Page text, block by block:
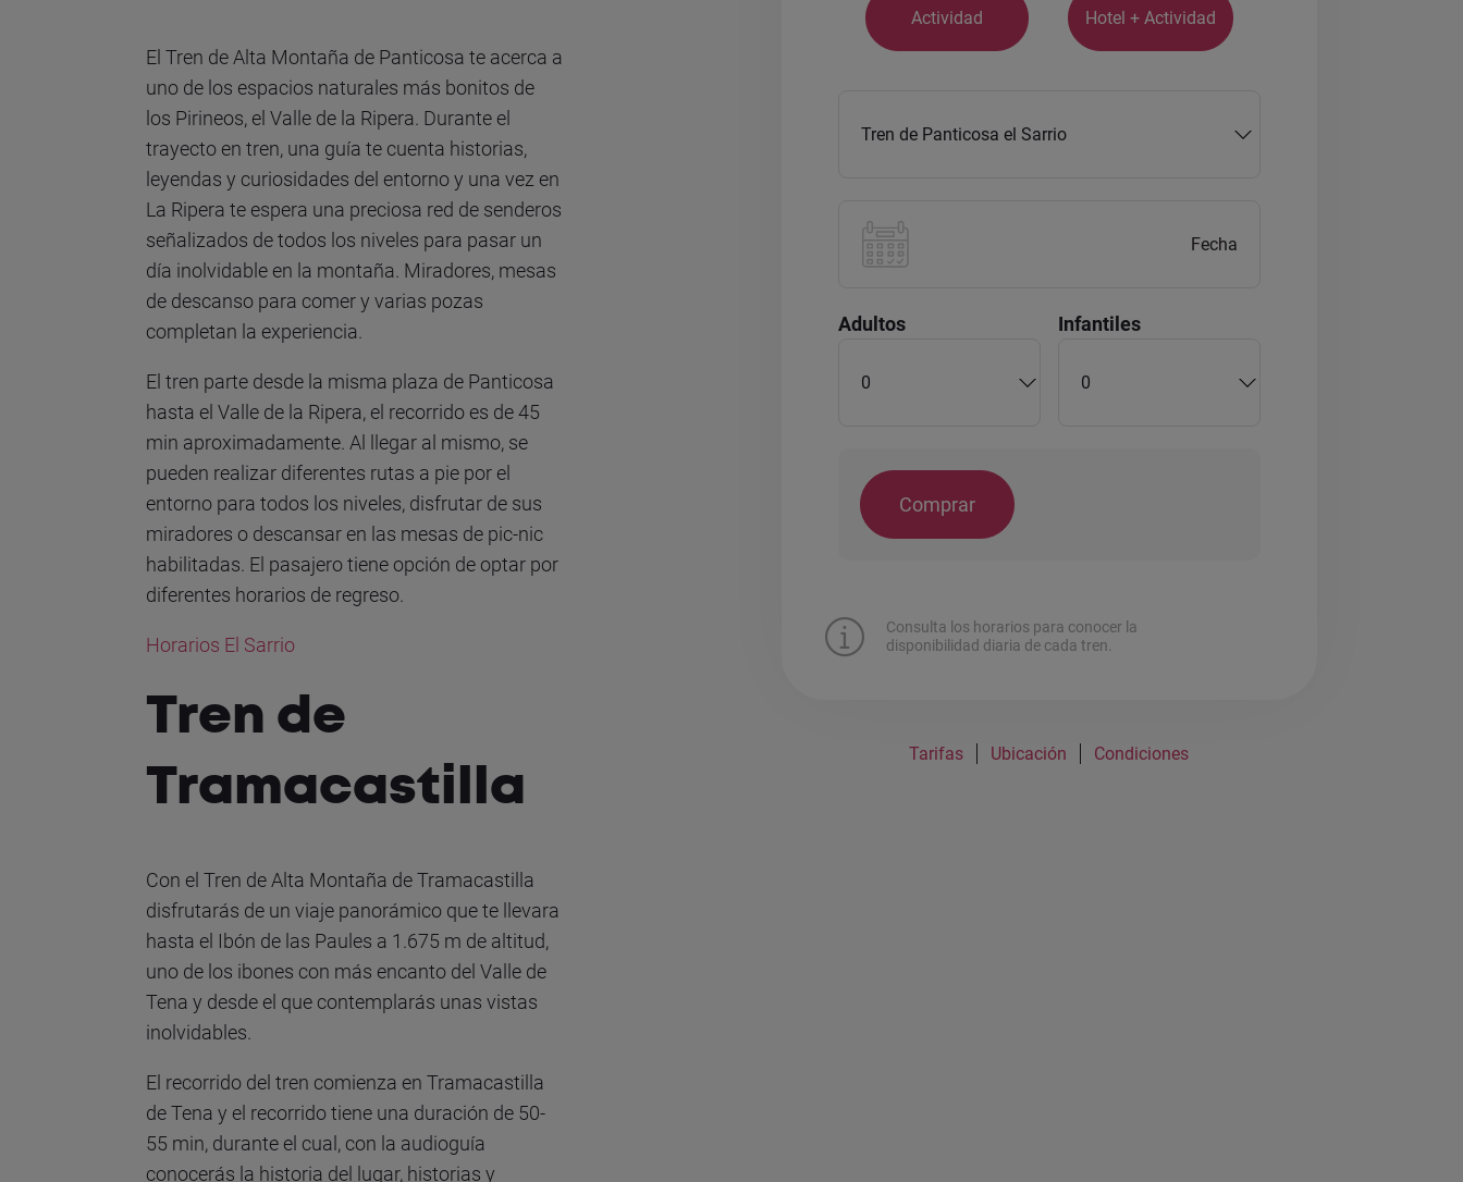
El Tren de Alta Montaña de Panticosa te acerca a
uno de los espacios naturales más bonitos de
los Pirineos, el Valle de la Ripera. Durante el
trayecto en tren, una guía te cuenta historias,
leyendas y curiosidades del entorno y una vez en
La Ripera te espera una preciosa red de senderos
señalizados de todos los niveles para pasar un
día inolvidable en la montaña. Miradores, mesas
de descanso para comer y varias pozas
completan la experiencia.
El tren parte desde la misma plaza de Panticosa
hasta el Valle de la Ripera, el recorrido es de 45
min aproximadamente. Al llegar al mismo, se
pueden realizar diferentes rutas a pie por el
entorno para todos los niveles, disfrutar de sus
miradores o descansar en las mesas de pic-nic
habilitadas. El pasajero tiene opción de optar por
diferentes horarios de regreso.
Horarios El Sarrio
Tren de
Tramacastilla
Con el Tren de Alta Montaña de Tramacastilla
disfrutarás de un viaje panorámico que te llevara
hasta el Ibón de las Paules a 1.675 m de altitud,
uno de los ibones con más encanto del Valle de
Tena y desde el que contemplarás unas vistas
inolvidables.
El recorrido del tren comienza en Tramacastilla
de Tena y el recorrido tiene una duración de 50-
55 min, durante el cual, con la audioguía
conocerás la historia del lugar, historias y
Actividad Hotel + Actividad
Adultos Infantiles
Comprar
Consulta los horarios para conocer la
disponibilidad diaria de cada tren.
Tarifas Ubicación Condiciones